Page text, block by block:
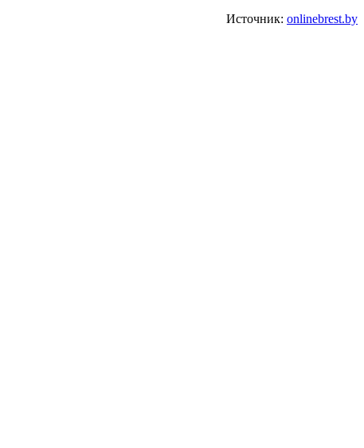
Источник: onlinebrest.by